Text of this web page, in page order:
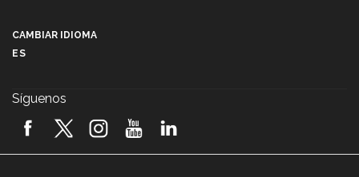
2026! (video)
CAMBIAR IDIOMA
ES
Síguenos